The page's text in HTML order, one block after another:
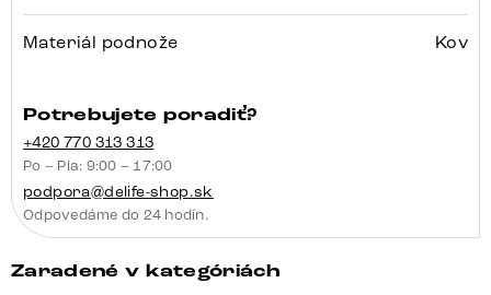
Materiál podnože Kov
Potrebujete poradiť?
+420 770 313 313
Po – Pia: 9:00 – 17:00
podpora@delife-shop.sk
Odpovedáme do 24 hodín.
Zaradené v kategóriách